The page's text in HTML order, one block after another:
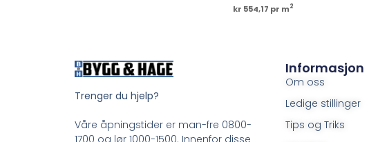
kr 554,17 pr m2
Trenger du hjelp?
Våre åpningstider er man-fre 0800-
1700 og lør 1000-1500. Innenfor disse
Informasjon
Om oss
Ledige stillinger
Tips og Triks